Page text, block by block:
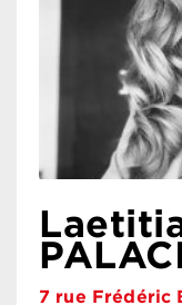
7 rue Frédéric